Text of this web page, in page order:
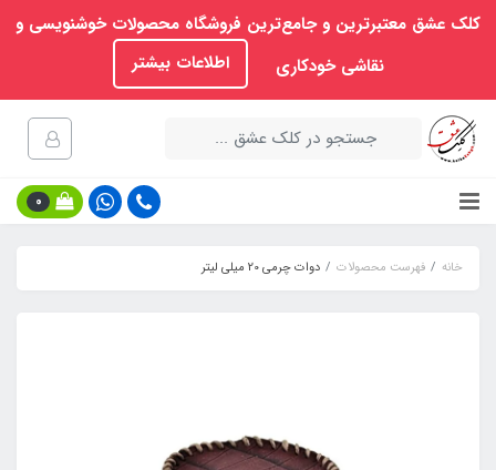
کلک عشق معتبرترین و جامع‌ترین فروشگاه محصولات خوشنویسی و
نقاشی خودکاری
اطلاعات بیشتر
0
خانه فهرست محصولات دوات چرمی 20 میلی لیتر